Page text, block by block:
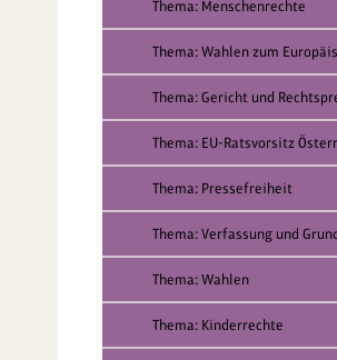
Thema: Menschenrechte
Thema: Wahlen zum
Thema: Gericht und
Thema: EU-Ratsvorsitz
Thema: Pressefreiheit
Thema: Verfassung und
Thema: Wahlen
Thema: Kinderrechte